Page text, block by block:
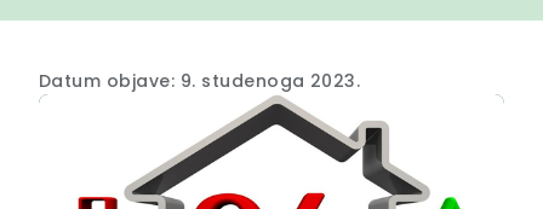
Datum objave: 9. studenoga 2023.